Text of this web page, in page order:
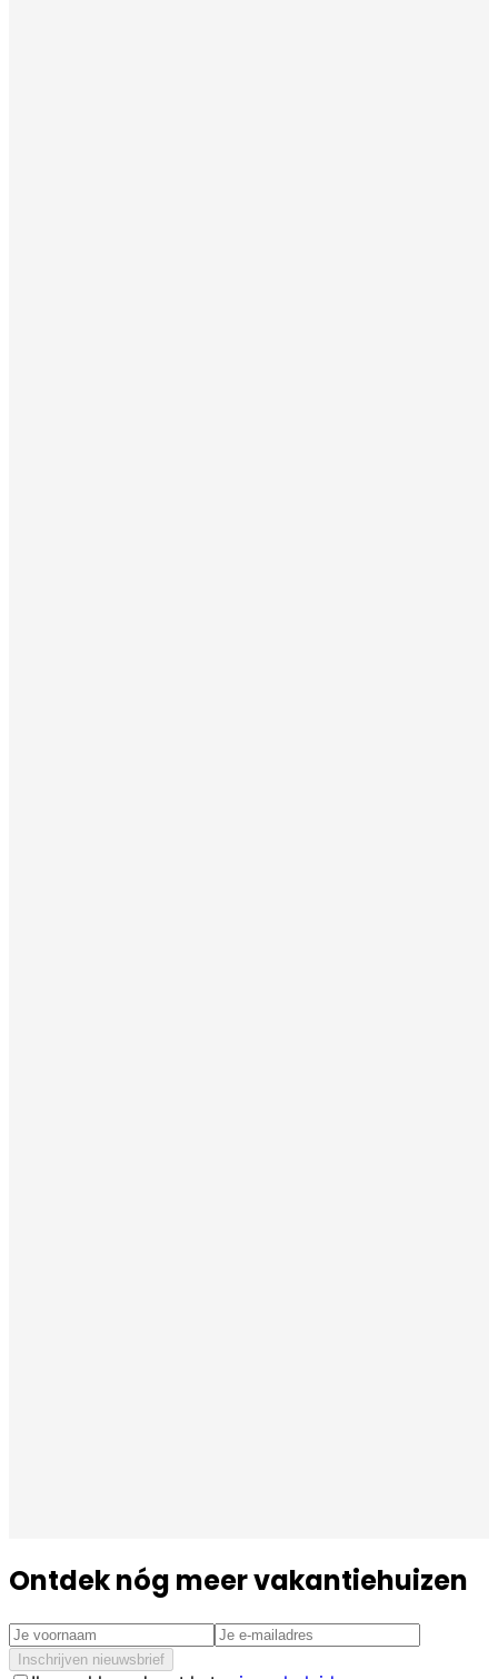
Ontdek nóg meer vakantiehuizen
Inschrijven nieuwsbrief